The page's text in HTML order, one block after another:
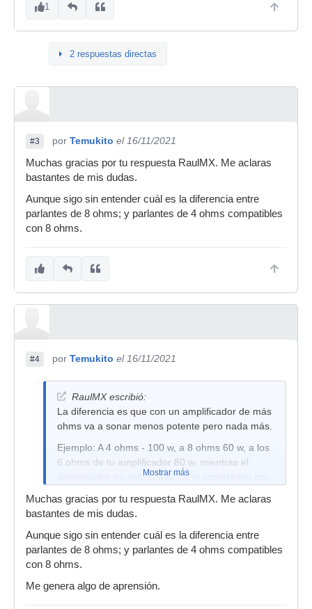
1
2 respuestas directas
#3 por Temukito el 16/11/2021
Muchas gracias por tu respuesta RaulMX. Me aclaras
bastantes de mis dudas.
Aunque sigo sin entender cuál es la diferencia entre
parlantes de 8 ohms; y parlantes de 4 ohms compatibles
con 8 ohms.
#4 por Temukito el 16/11/2021
RaulMX escribió:
La diferencia es que con un amplificador de más
ohms va a sonar menos potente pero nada más.
Ejemplo: A 4 ohms - 100 w, a 8 ohms 60 w, a los
6 ohms de tu amplificador 80 w, mientras el
amplificador no sobrepase los w soportados por
Mostrar más
Muchas gracias por tu respuesta RaulMX. Me aclaras
bastantes de mis dudas.
Aunque sigo sin entender cuál es la diferencia entre
parlantes de 8 ohms; y parlantes de 4 ohms compatibles
con 8 ohms.
Me genera algo de aprensión.